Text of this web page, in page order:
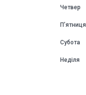
Четвер
Пʼятниця
Субота
Неділя